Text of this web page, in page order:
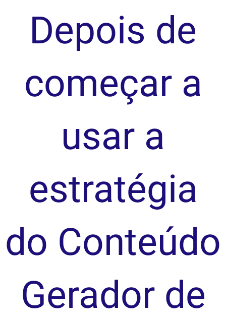
Depois de
começar a
usar a
estratégia
do Conteúdo
Gerador de